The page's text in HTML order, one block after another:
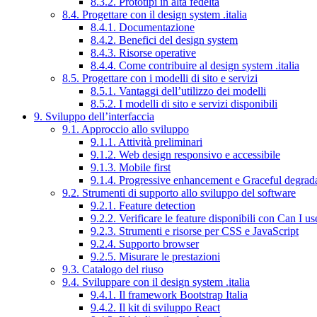
8.4. Progettare con il design system .italia
8.4.1. Documentazione
8.4.2. Benefici del design system
8.4.3. Risorse operative
8.4.4. Come contribuire al design system .italia
8.5. Progettare con i modelli di sito e servizi
8.5.1. Vantaggi dell’utilizzo dei modelli
8.5.2. I modelli di sito e servizi disponibili
9. Sviluppo dell’interfaccia
9.1. Approccio allo sviluppo
9.1.1. Attività preliminari
9.1.2. Web design responsivo e accessibile
9.1.3. Mobile first
9.1.4. Progressive enhancement e Graceful
9.2. Strumenti di supporto allo sviluppo del software
9.2.1. Feature detection
9.2.2. Verificare le feature disponibili con Can I
9.2.3. Strumenti e risorse per CSS e JavaScript
9.2.4. Supporto browser
9.2.5. Misurare le prestazioni
9.3. Catalogo del riuso
9.4. Sviluppare con il design system .italia
9.4.1. Il framework Bootstrap Italia
9.4.2. Il kit di sviluppo React